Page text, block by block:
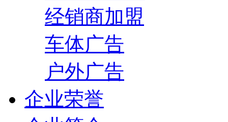
经销商加盟
车体广告
户外广告
企业荣誉